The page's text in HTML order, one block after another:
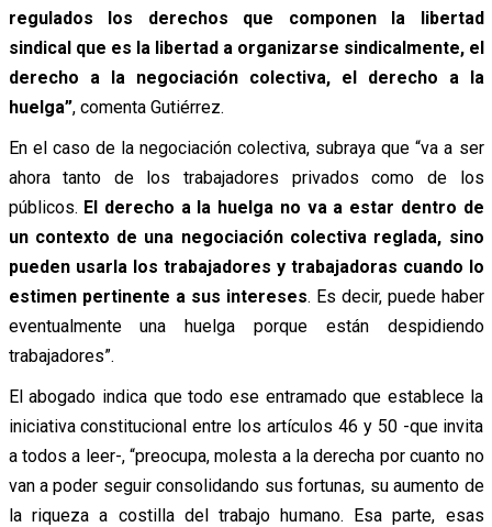
regulados los derechos que componen la libertad
sindical que es la libertad a organizarse sindicalmente, el
derecho a la negociación colectiva, el derecho a la
huelga”, comenta Gutiérrez.
En el caso de la negociación colectiva, subraya que “va a ser
ahora tanto de los trabajadores privados como de los
públicos. El derecho a la huelga no va a estar dentro de
un contexto de una negociación colectiva reglada, sino
pueden usarla los trabajadores y trabajadoras cuando lo
estimen pertinente a sus intereses. Es decir, puede haber
eventualmente una huelga porque están despidiendo
trabajadores”.
El abogado indica que todo ese entramado que establece la
iniciativa constitucional entre los artículos 46 y 50 -que invita
a todos a leer-, “preocupa, molesta a la derecha por cuanto no
van a poder seguir consolidando sus fortunas, su aumento de
la riqueza a costilla del trabajo humano. Esa parte, esas